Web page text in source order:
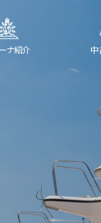
ナ紹介